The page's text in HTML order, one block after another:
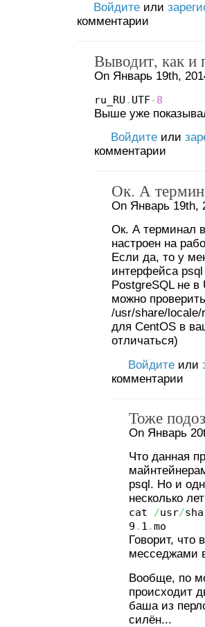
Войдитеили
комментарии
Выводит, как и
On Январь 19th,
ru_RU . UTF-8
Выше уже
Войдитеили
комментарии
Ок. А
On Январь 19th,
Ок. А терминал
настроен на
Если да, то у
интерфейса
PostgreSQL не
можно
/usr/share/locale/
для CentOS в
отличаться)
Войдитеили
комментарии
Тоже
On Январь
Что данная
psql. Но и
несколько
cat /usr/
9 . 1 .mo
Говорит, что
месседжами
Вообще, по
происходит
баша из
силён...